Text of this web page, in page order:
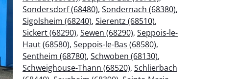
Sondersdorf (68480), Sondernach (68380),
Sigolsheim (68240), Sierentz (68510),
Sickert (68290), Sewen (68290), Seppois-le-
Haut (68580), Seppois-le-Bas (68580),
Sentheim (68780), Schwoben (68130),
Schweighouse-Thann (68520), Schlierbach